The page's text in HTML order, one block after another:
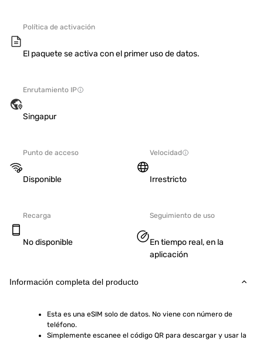
Política de activación
El paquete se activa con el primer uso de datos.
Enrutamiento IP
Singapur
Punto de acceso
Disponible
Velocidad
Irrestricto
Recarga
No disponible
Seguimiento de uso
En tiempo real, en la
aplicación
Información completa del producto
Esta es una eSIM solo de datos. No viene con número de
teléfono.
Simplemente escanee el código QR para descargar y usar la